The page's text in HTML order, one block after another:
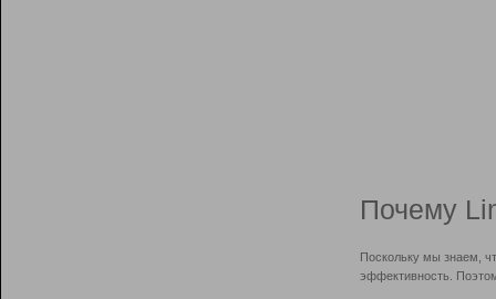
Почему
Поскольку мы знаем,
эффективность.